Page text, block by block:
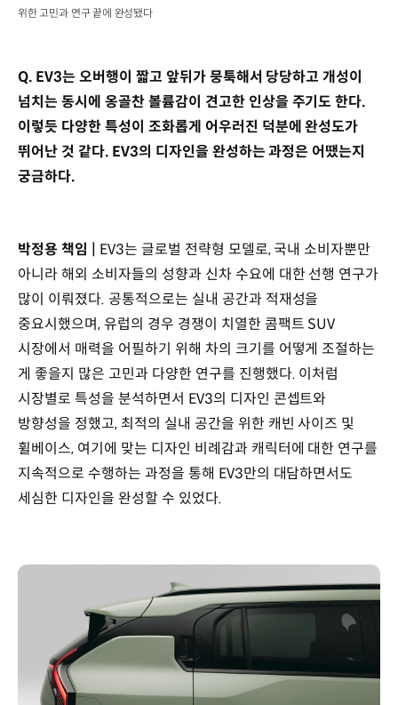
위한 고민과 연구 끝에 완성됐다
Q. EV3는 오버행이 짧고 앞뒤가 뭉툭해서 당당하고 개성이
넘치는 동시에 옹골찬 볼륨감이 견고한 인상을 주기도 한다.
이렇듯 다양한 특성이 조화롭게 어우러진 덕분에 완성도가
뛰어난 것 같다. EV3의 디자인을 완성하는 과정은 어땠는지
궁금하다.
박정용 책임 | EV3는 글로벌 전략형 모델로, 국내 소비자뿐만
아니라 해외 소비자들의 성향과 신차 수요에 대한 선행 연구가
많이 이뤄졌다. 공통적으로는 실내 공간과 적재성을
중요시했으며, 유럽의 경우 경쟁이 치열한 콤팩트 SUV
시장에서 매력을 어필하기 위해 차의 크기를 어떻게 조절하는
게 좋을지 많은 고민과 다양한 연구를 진행했다. 이처럼
시장별로 특성을 분석하면서 EV3의 디자인 콘셉트와
방향성을 정했고, 최적의 실내 공간을 위한 캐빈 사이즈 및
휠베이스, 여기에 맞는 디자인 비례감과 캐릭터에 대한 연구를
지속적으로 수행하는 과정을 통해 EV3만의 대담하면서도
세심한 디자인을 완성할 수 있었다.